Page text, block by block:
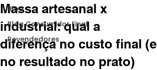
Blog
Blog Consumidor Final
Revendedores
Massa artesanal x
industrial: qual a
diferença no custo final (e
no resultado no prato)